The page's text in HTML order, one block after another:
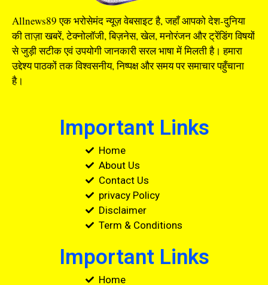
Allnews89 एक भरोसेमंद न्यूज़ वेबसाइट है, जहाँ आपको देश-दुनिया
की ताज़ा खबरें, टेक्नोलॉजी, बिज़नेस, खेल, मनोरंजन और ट्रेंडिंग विषयों
से जुड़ी सटीक एवं उपयोगी जानकारी सरल भाषा में मिलती है। हमारा
उद्देश्य पाठकों तक विश्वसनीय, निष्पक्ष और समय पर समाचार पहुँचाना
है।
Important Links
Home
About Us
Contact Us
privacy Policy
Disclaimer
Term & Conditions
Important Links
Home